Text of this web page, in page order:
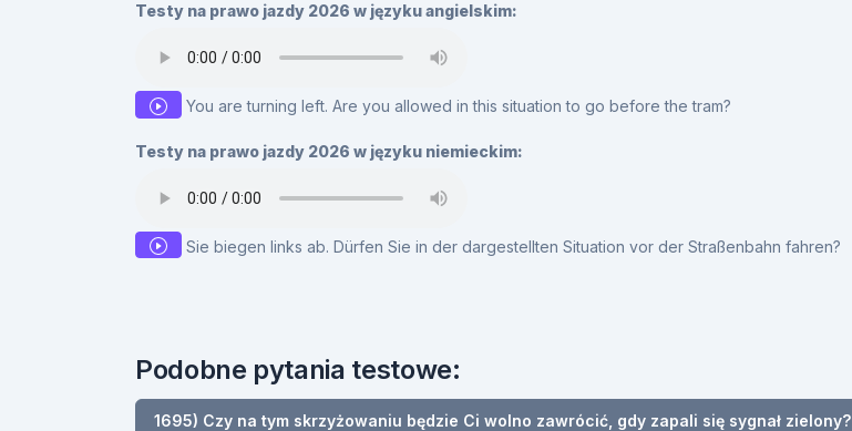
Testy na prawo jazdy 2026 w języku angielskim:
You are turning left. Are you allowed in this situation to go before the tram?
Testy na prawo jazdy 2026 w języku niemieckim:
Sie biegen links ab. Dürfen Sie in der dargestellten Situation vor der Straßenbahn fahren?
Podobne pytania testowe:
1695) Czy na tym skrzyżowaniu będzie Ci wolno zawrócić, gdy zapali się sygnał zielony?